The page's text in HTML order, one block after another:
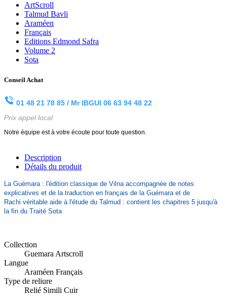
ArtScroll
Talmud Bavli
Araméen
Français
Editions Edmond Safra
Volume 2
Sota
Conseil Achat
01 48 21 78 85 / Mr IBGUI 06 63 94 48 22
Prix appel local
Notre équipe est à votre écoute pour toute question.
Description
Détails du produit
La Guémara : l'édition classique de Vilna accompagnée de notes
explicatives et de la traduction en français de la Guémara et de
Rachi véritable aide à l'étude du Talmud : contient les chapitres 5 jusqu'à
la fin du Traité Sota
Collection
Guemara Artscroll
Langue
Araméen Français
Type de reliure
Relié Simili Cuir